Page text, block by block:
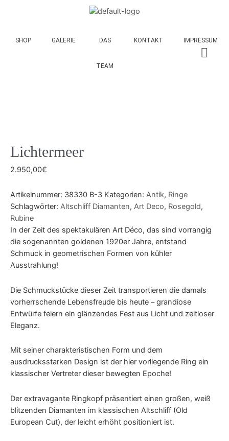
SHOP GALERIE DAS
TEAM
KONTAKT IMPRESSUM
Lichtermeer
2.950,00€
Artikelnummer: 38330 B-3 Kategorien: Antik, Ringe
Schlagwörter: Altschliff Diamanten, Art Deco, Rosegold,
Rubine
In der Zeit des spektakulären Art Déco, das sind vorrangig
die sogenannten goldenen 1920er Jahre, entstand
Schmuck in geometrischen Formen von kühler
Ausstrahlung!
Die Schmuckstücke dieser Zeit transportieren die damals
vorherrschende Lebensfreude bis heute – grandiose
Entwürfe feiern ein glänzendes Fest aus Licht und zeitloser
Eleganz.
Mit seiner charakteristischen Form und dem
ausdrucksstarken Design ist der hier vorliegende Ring ein
klassischer Vertreter dieser bewegten Epoche!
Der extravagante Ringkopf präsentiert einen großen, weiß
blitzenden Diamanten im klassischen Altschliff (Old
European Cut), der leicht erhöht positioniert ist.